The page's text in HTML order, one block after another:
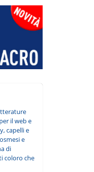
il web e
capelli e
e
di
coloro che